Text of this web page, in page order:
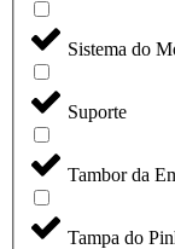
Sistema do
Suporte
Tambor da
Tampa do